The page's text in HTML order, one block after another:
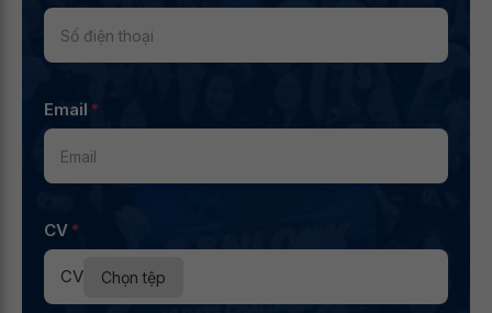
Email *
CV *
CV Chọn tệp